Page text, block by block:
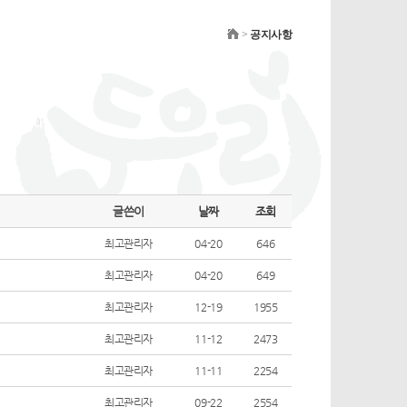
> 공지사항
글쓴이 날짜 조회
최고관리자 04-20 646
최고관리자 04-20 649
최고관리자 12-19 1955
최고관리자 11-12 2473
최고관리자 11-11 2254
최고관리자 09-22 2554